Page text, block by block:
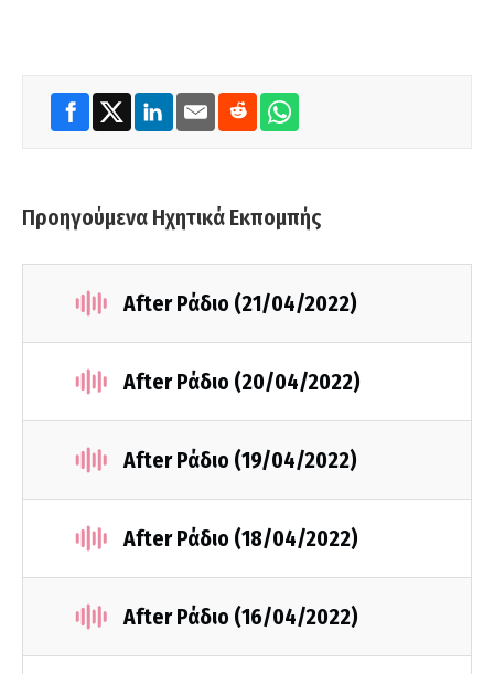
Προηγούμενα Ηχητικά Εκπομπής
After Ράδιο (21/04/2022)
After Ράδιο (20/04/2022)
After Ράδιο (19/04/2022)
After Ράδιο (18/04/2022)
After Ράδιο (16/04/2022)